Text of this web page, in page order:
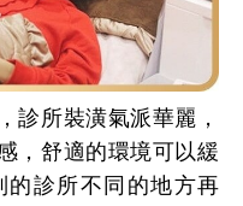
診所裝潢氣派華麗，
，舒適的環境可以緩
診所不同的地方再